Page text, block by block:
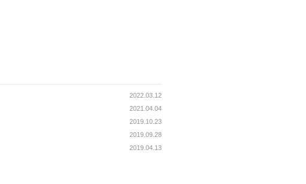
2022.03.12
2021.04.04
2019.10.23
2019.09.28
2019.04.13